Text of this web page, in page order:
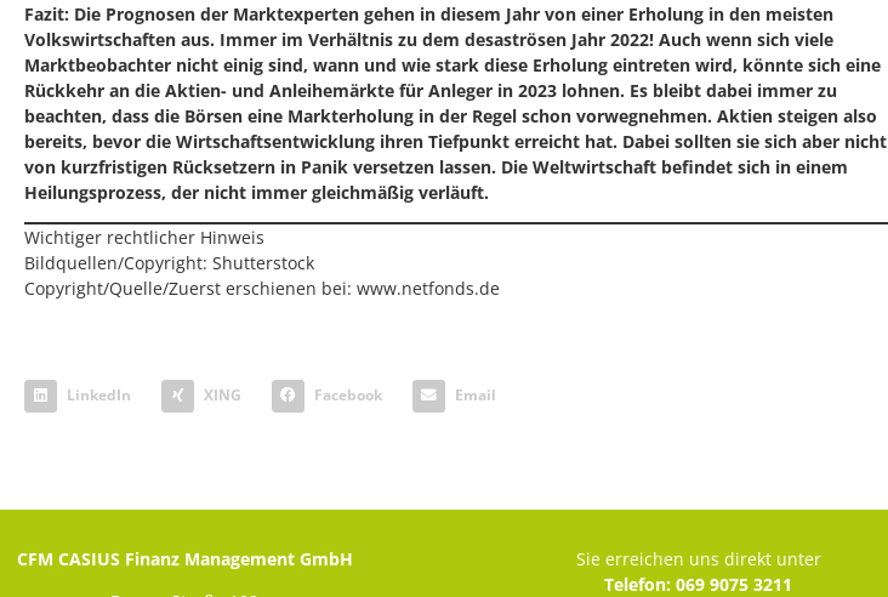
Fazit: Die Prognosen der Marktexperten gehen in diesem Jahr von einer Erholung in den meisten
Volkswirtschaften aus. Immer im Verhältnis zu dem desaströsen Jahr 2022! Auch wenn sich viele
Marktbeobachter nicht einig sind, wann und wie stark diese Erholung eintreten wird, könnte sich eine
Rückkehr an die Aktien- und Anleihemärkte für Anleger in 2023 lohnen. Es bleibt dabei immer zu
beachten, dass die Börsen eine Markterholung in der Regel schon vorwegnehmen. Aktien steigen also
bereits, bevor die Wirtschaftsentwicklung ihren Tiefpunkt erreicht hat. Dabei sollten sie sich aber nicht
von kurzfristigen Rücksetzern in Panik versetzen lassen. Die Weltwirtschaft befindet sich in einem
Heilungsprozess, der nicht immer gleichmäßig verläuft.
Wichtiger rechtlicher Hinweis
Bildquellen/Copyright: Shutterstock
Copyright/Quelle/Zuerst erschienen bei: www.netfonds.de
LinkedIn XING Facebook Email
CFM CASIUS Finanz Management GmbH
Sie erreichen uns direkt unter
Telefon: 069 9075 3211